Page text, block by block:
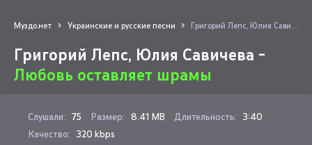
Муздо.нет Украинские и русские песни Григорий Лепс, Юлия Савичева - Любовь оставляет шрамы
Григорий Лепс, Юлия Савичева -
Любовь оставляет шрамы
Слушали: 75 Размер: 8.41 MB Длительность: 3:40
Качество: 320 kbps